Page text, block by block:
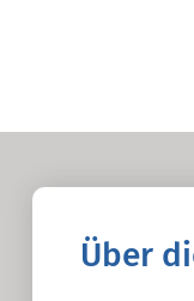
Über